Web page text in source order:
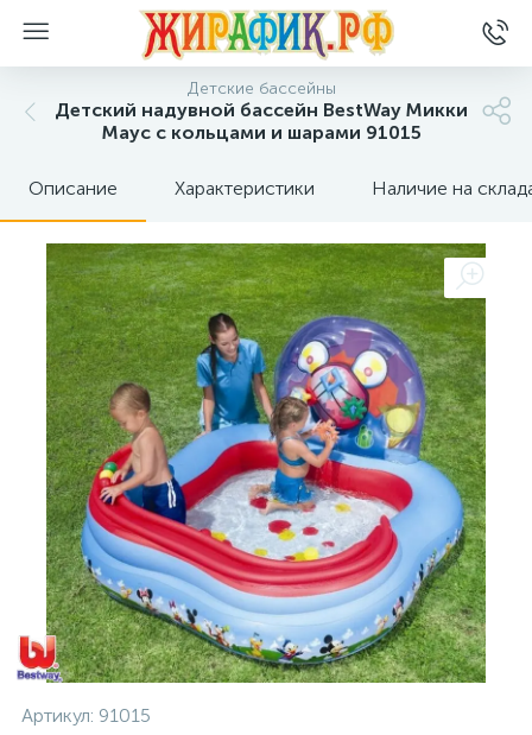
Детские бассейны
Детский надувной бассейн BestWay Микки
Маус с кольцами и шарами 91015
Описание Характеристики Наличие на
Артикул: 91015